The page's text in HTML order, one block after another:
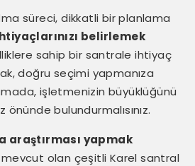
süreci, dikkatli bir planlama
belirlemek
sahip bir santrale ihtiyaç
doğru seçimi yapmanıza
işletmenizin büyüklüğünü
bulundurmalısınız.
araştırması yapmak
mevcut olan çeşitli Karel santral